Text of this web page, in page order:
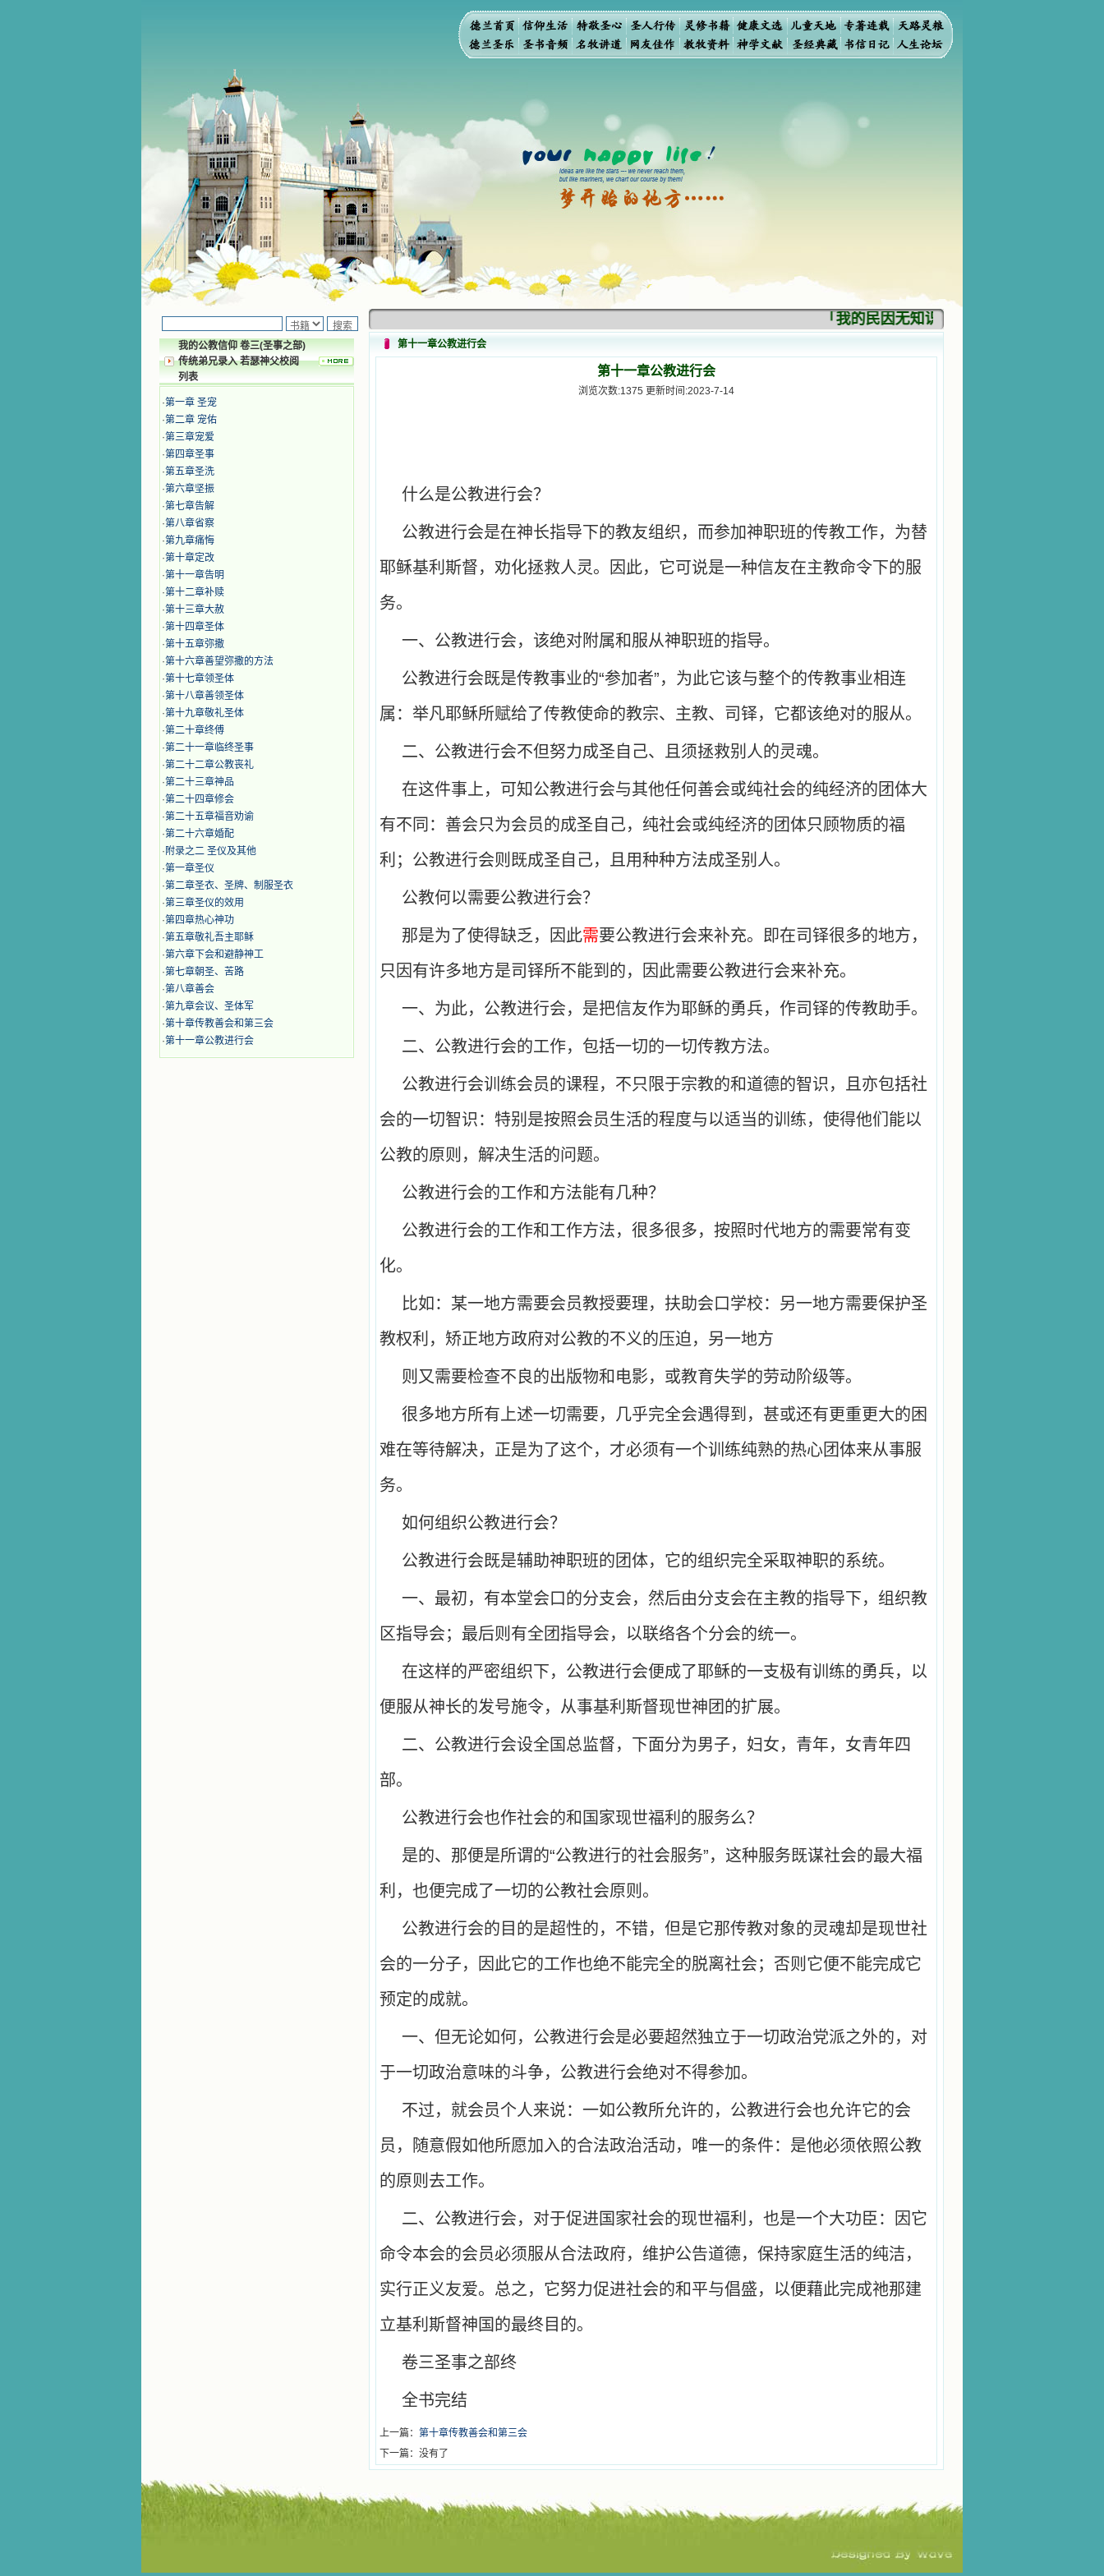
我的公教信仰 卷三(圣事之部)
传统弟兄录入 若瑟神父校阅
列表
·第一章 圣宠
·第二章 宠佑
·第三章宠爱
·第四章圣事
·第五章圣洗
·第六章坚振
·第七章告解
·第八章省察
·第九章痛悔
·第十章定改
·第十一章告明
·第十二章补赎
·第十三章大赦
·第十四章圣体
·第十五章弥撒
·第十六章善望弥撒的方法
·第十七章领圣体
·第十八章善领圣体
·第十九章敬礼圣体
·第二十章终傅
·第二十一章临终圣事
·第二十二章公教丧礼
·第二十三章神品
·第二十四章修会
·第二十五章福音劝谕
·第二十六章婚配
· 附录之二 圣仪及其他
·第一章圣仪
·第二章圣衣、圣牌、制服圣衣
·第三章圣仪的效用
·第四章热心神功
·第五章敬礼吾主耶稣
·第六章下会和避静神工
·第七章朝圣、苦路
·第八章善会
·第九章会议、圣体军
·第十章传教善会和第三会
·第十一章公教进行会
「我的民因无知识而灭亡。你弃掉知识，我
第十一章公教进行会
第十一章公教进行会
浏览次数:1375 更新时间:2023-7-14
什么是公教进行会？
公教进行会是在神长指导下的教友组织，而参加神职班的传教工作，为替
耶稣基利斯督，劝化拯救人灵。因此，它可说是一种信友在主教命令下的服
务。
一、公教进行会，该绝对附属和服从神职班的指导。
公教进行会既是传教事业的“参加者”，为此它该与整个的传教事业相连
属：举凡耶稣所赋给了传教使命的教宗、主教、司铎，它都该绝对的服从。
二、公教进行会不但努力成圣自己、且须拯救别人的灵魂。
在这件事上，可知公教进行会与其他任何善会或纯社会的纯经济的团体大
有不同：善会只为会员的成圣自己，纯社会或纯经济的团体只顾物质的福
利；公教进行会则既成圣自己，且用种种方法成圣别人。
公教何以需要公教进行会？
那是为了使得缺乏，因此需要公教进行会来补充。即在司铎很多的地方，
只因有许多地方是司铎所不能到的，因此需要公教进行会来补充。
一、为此，公教进行会，是把信友作为耶稣的勇兵，作司铎的传教助手。
二、公教进行会的工作，包括一切的一切传教方法。
公教进行会训练会员的课程，不只限于宗教的和道德的智识，且亦包括社
会的一切智识：特别是按照会员生活的程度与以适当的训练，使得他们能以
公教的原则，解决生活的问题。
公教进行会的工作和方法能有几种？
公教进行会的工作和工作方法，很多很多，按照时代地方的需要常有变
化。
比如：某一地方需要会员教授要理，扶助会口学校：另一地方需要保护圣
教权利，矫正地方政府对公教的不义的压迫，另一地方
则又需要检查不良的出版物和电影，或教育失学的劳动阶级等。
很多地方所有上述一切需要，几乎完全会遇得到，甚或还有更重更大的困
难在等待解决，正是为了这个，才必须有一个训练纯熟的热心团体来从事服
务。
如何组织公教进行会？
公教进行会既是辅助神职班的团体，它的组织完全采取神职的系统。
一、最初，有本堂会口的分支会，然后由分支会在主教的指导下，组织教
区指导会；最后则有全团指导会，以联络各个分会的统一。
在这样的严密组织下，公教进行会便成了耶稣的一支极有训练的勇兵，以
便服从神长的发号施令，从事基利斯督现世神团的扩展。
二、公教进行会设全国总监督，下面分为男子，妇女，青年，女青年四
部。
公教进行会也作社会的和国家现世福利的服务么？
是的、那便是所谓的“公教进行的社会服务”，这种服务既谋社会的最大福
利，也便完成了一切的公教社会原则。
公教进行会的目的是超性的，不错，但是它那传教对象的灵魂却是现世社
会的一分子，因此它的工作也绝不能完全的脱离社会；否则它便不能完成它
预定的成就。
一、但无论如何，公教进行会是必要超然独立于一切政治党派之外的，对
于一切政治意味的斗争，公教进行会绝对不得参加。
不过，就会员个人来说：一如公教所允许的，公教进行会也允许它的会
员，随意假如他所愿加入的合法政治活动，唯一的条件：是他必须依照公教
的原则去工作。
二、公教进行会，对于促进国家社会的现世福利，也是一个大功臣：因它
命令本会的会员必须服从合法政府，维护公告道德，保持家庭生活的纯洁，
实行正义友爱。总之，它努力促进社会的和平与倡盛，以便藉此完成祂那建
立基利斯督神国的最终目的。
卷三圣事之部终
全书完结
上一篇： 第十章传教善会和第三会
下一篇：没有了